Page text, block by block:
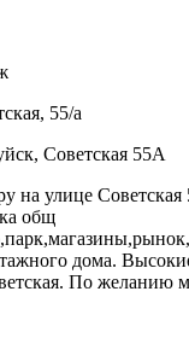
55/а
Советская 55А
на улице
общ
дома.
По желанию